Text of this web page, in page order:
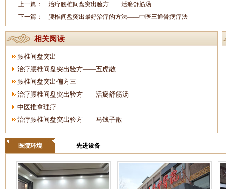
上一篇： 治疗腰椎间盘突出验方——活瘀舒筋汤
下一篇：
腰椎间盘突出最好治疗的方法——中医三通骨病疗法
相关阅读
腰椎间盘突出
治疗腰椎间盘突出验方——五虎散
腰椎间盘突出偏方三
治疗腰椎间盘突出验方——活瘀舒筋汤
中医推拿理疗
治疗腰椎间盘突出验方——马钱子散
医院环境 先进设备